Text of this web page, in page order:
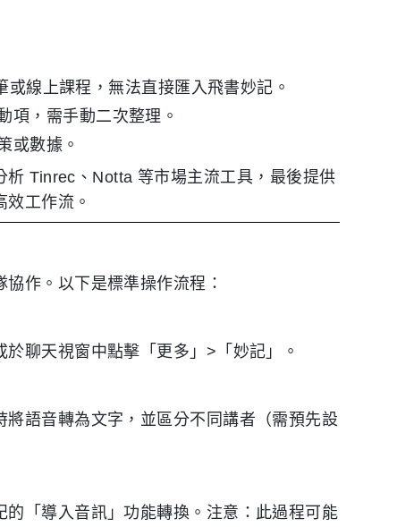
線上課程，無法直接匯入飛書妙記。
項，需手動二次整理。
或數據。
Tinrec、Notta 等市場主流工具，最後提供
工作流。
作。以下是標準操作流程：
聊天視窗中點擊「更多」>「妙記」。
語音轉為文字，並區分不同講者（需預先設
「導入音訊」功能轉換。注意：此過程可能